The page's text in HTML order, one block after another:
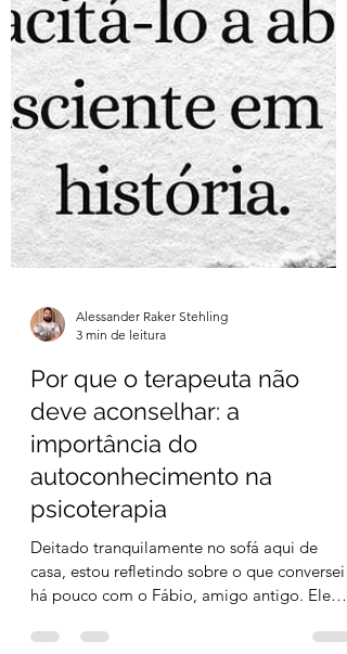
Alessander Raker Stehling
3 min de leitura